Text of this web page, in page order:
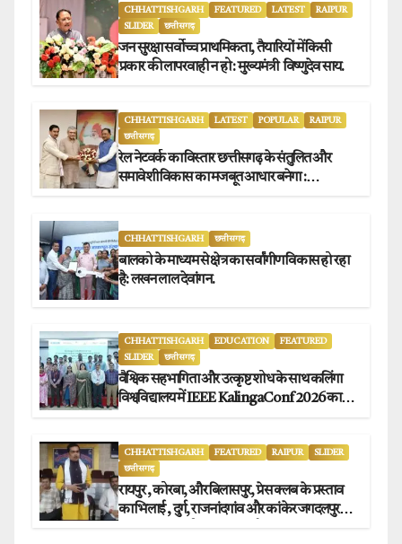
CHHATTISHGARH FEATURED LATEST
RAIPUR
SLIDER
छत्तीसगढ़
जन सुरक्षा सर्वोच्च प्राथमिकता, तैयारियों में किसी
प्रकार की लापरवाही न हो : मुख्यमंत्री विष्णुदेव साय.
CHHATTISHGARH LATEST POPULAR
RAIPUR
छत्तीसगढ़
रेल नेटवर्क का विस्तार छत्तीसगढ़ के संतुलित और
समावेशी विकास का मजबूत आधार बनेगा :
CHHATTISHGARH छत्तीसगढ़
बालको के माध्यम से क्षेत्र का सर्वांगीण विकास हो रहा
है: लखन लाल देवांगन.
CHHATTISHGARH EDUCATION
FEATURED
SLIDER
छत्तीसगढ़
वैश्विक सहभागिता और उत्कृष्ट शोध के साथ कलिंगा
विश्वविद्यालय में IEEE KalingaConf 2026 का
CHHATTISHGARH FEATURED RAIPUR
SLIDER
छत्तीसगढ़
रायपुर , कोरबा, और बिलासपुर, प्रेस क्लब के प्रस्ताव
का भिलाई , दुर्ग, राजनांदगांव और कांकेर जगदलपुर